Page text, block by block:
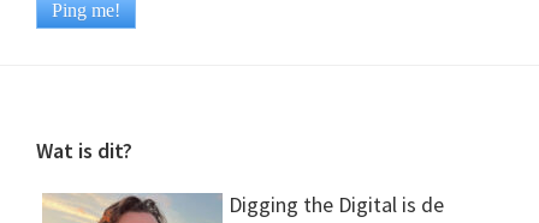
Footer
Wat is dit?
Digging the Digital is de